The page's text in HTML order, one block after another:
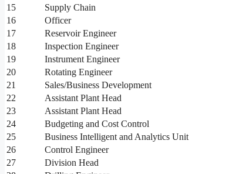
15
Supply Chain
16
Officer
17
Reservoir Engineer
18
Inspection Engineer
19
Instrument Engineer
20
Rotating Engineer
21
Sales/Business Development
22
Assistant Plant Head
23
Assistant Plant Head
24
Budgeting and Cost Control
25
Business Intelligent and Analytics Unit
26
Control Engineer
27
Division Head